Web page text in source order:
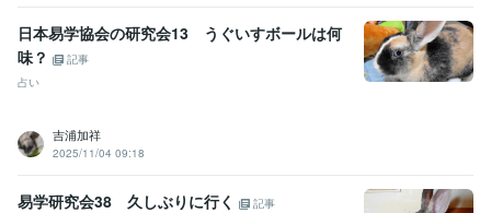
日本易学協会の研究会13 うぐいすボールは何
味？
記事
占い
吉浦加祥
2025/11/04 09:18
易学研究会38 久しぶりに行く
記事